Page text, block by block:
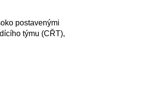
postavenými
týmu (CŘT),